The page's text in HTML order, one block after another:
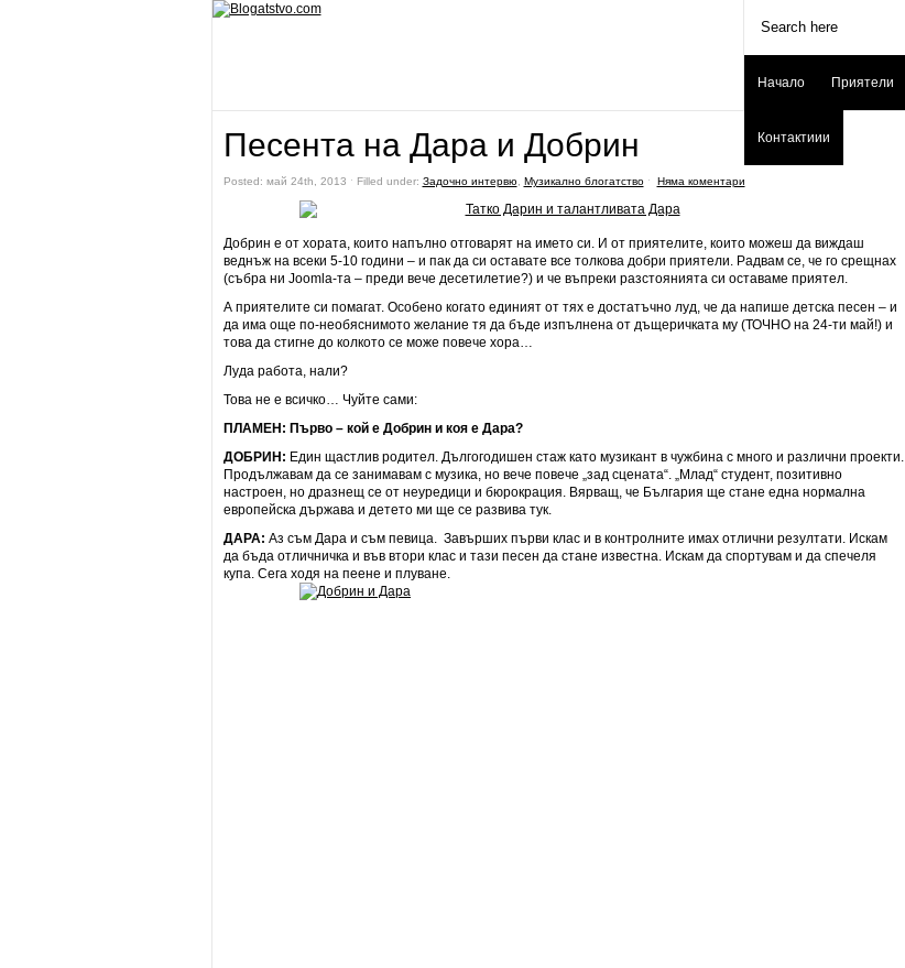
Начало Приятели
Контактиии
Песента на Дара и Добрин
Posted: май 24th, 2013 ˑ Filled under: Задочно интервю Музикално блогатствоˑ Няма коментари
Добрин е от хората, които напълно отговарят на името си. И от приятелите, които можеш да виждаш
веднъж на всеки 5-10 години – и пак да си оставате все толкова добри приятели. Радвам се, че го срещнах
(събра ни Joomla-та – преди вече десетилетие?) и че въпреки разстоянията си оставаме приятел.
А приятелите си помагат. Особено когато единият от тях е достатъчно луд, че да напише детска песен – и
да има още по-необяснимото желание тя да бъде изпълнена от дъщеричката му (ТОЧНО на 24-ти май!) и
това да стигне до колкото се може повече хора…
Луда работа, нали?
Това не е всичко… Чуйте сами:
ПЛАМЕН: Първо – кой е Добрин и коя е Дара?
ДОБРИН: Един щастлив родител. Дългогодишен стаж като музикант в чужбина с много и различни проекти.
Продължавам да се занимавам с музика, но вече повече „зад сцената“. „Млад“ студент, позитивно
настроен, но дразнещ се от неуредици и бюрокрация. Вярващ, че България ще стане една нормална
европейска държава и детето ми ще се развива тук.
ДАРА: Аз съм Дара и съм певица. Завърших първи клас и в контролните имах отлични резултати. Искам
да бъда отличничка и във втори клас и тази песен да стане известна. Искам да спортувам и да спечеля
купа. Сега ходя на пеене и плуване.